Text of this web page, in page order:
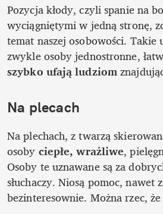
Pozycja kłody, czyli spanie na
wyciągniętymi w jedną stronę,
temat naszej osobowości. Takie
szybko ufają ludziom
Na plecach
Na plechach, z twarzą
osoby ciepłe, wrażliwe,
Osoby te uznawane są za
słuchaczy. Niosą pomoc, nawet
bezinteresownie. Można rzec,